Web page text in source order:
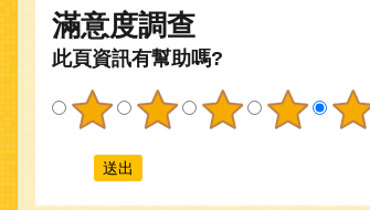
滿意度調查
此頁資訊有幫助嗎?